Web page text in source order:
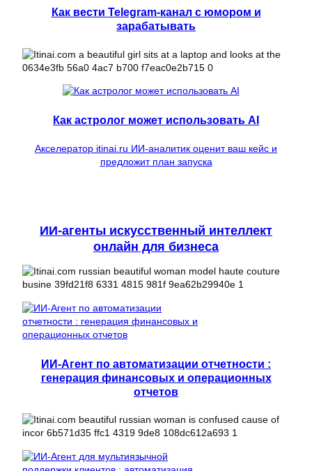
Как вести Telegram-канал с юмором и
зарабатывать
Как астролог может использовать AI
Акселератор itinai.ru ИИ-аналитик оценит ваш кейс и
предложит план запуска
ИИ-агенты искусственный интеллект
онлайн для бизнеса
ИИ-Агент по автоматизации отчетности :
генерация финансовых и операционных
отчетов